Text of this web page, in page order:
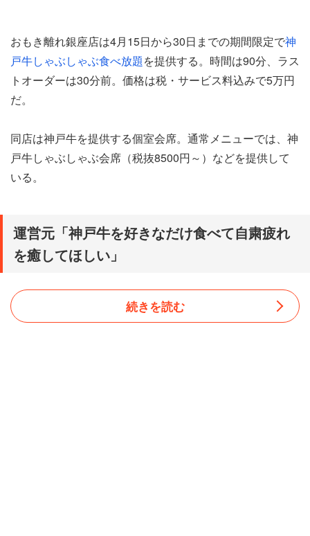
おもき離れ銀座店は4月15日から30日までの期間限定で神
戸牛しゃぶしゃぶ食べ放題を提供する。時間は90分、ラス
トオーダーは30分前。価格は税・サービス料込みで5万円
だ。
同店は神戸牛を提供する個室会席。通常メニューでは、神
戸牛しゃぶしゃぶ会席（税抜8500円～）などを提供して
いる。
運営元「神戸牛を好きなだけ食べて自粛疲れ
を癒してほしい」
続きを読む